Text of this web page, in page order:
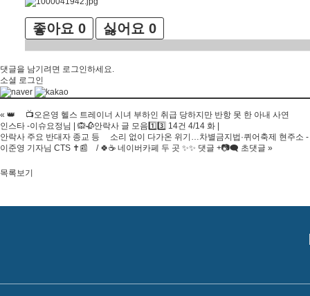
좋아요 0 싫어요 0
댓글을 남기려면 로그인하세요.
소셜 로그인
« 👑 📺오은영 헬스 트레이너 시녀 부하인 취급 당하지만 반항 못 한 아내 사연
인스타 -이슈요정님 | 🙉🥀안락사 글 모음1️⃣3️⃣ 14건 4/14 화 |
안락사 주요 반대자 종교 등 소리 없이 다가온 위기…차별금지법·퀴어축제 현주소 -
이준영 기자님 CTS ✝️📰 / 🍀☕️ 네이버카페 두 곳 ✨️✨️ 댓글 +📷🗨 초댓글 »
목록보기